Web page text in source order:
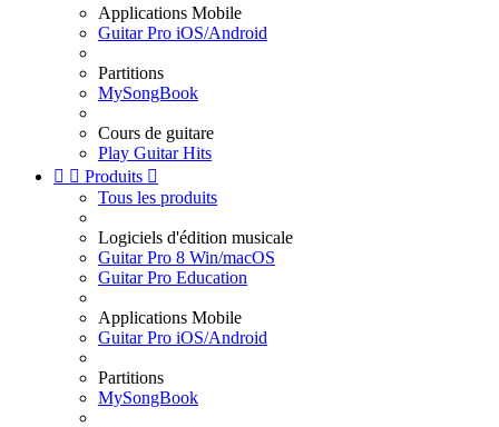
Applications Mobile
Guitar Pro iOS/Android
Partitions
MySongBook
Cours de guitare
Play Guitar Hits
  Produits 
Tous les produits
Logiciels d'édition musicale
Guitar Pro 8 Win/macOS
Guitar Pro Education
Applications Mobile
Guitar Pro iOS/Android
Partitions
MySongBook